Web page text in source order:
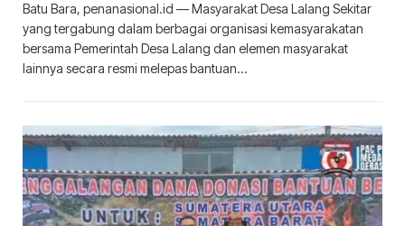
Batu Bara, penanasional.id — Masyarakat Desa Lalang Sekitar
yang tergabung dalam berbagai organisasi kemasyarakatan
bersama Pemerintah Desa Lalang dan elemen masyarakat
lainnya secara resmi melepas bantuan…